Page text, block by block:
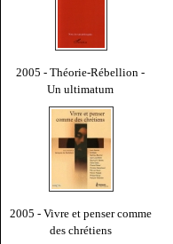
2005 - Théorie-Rébellion -
Un ultimatum
2005 - Vivre et penser comme
des chrétiens